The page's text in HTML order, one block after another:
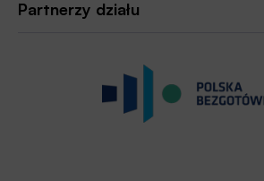
Partnerzy działu